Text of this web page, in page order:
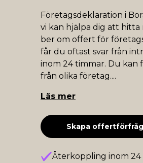
Företagsdeklaration i
vi kan hjälpa dig att hitta
ber om offert för
får du oftast svar från
inom 24 timmar. Du kan
från olika företag....
Läs mer
Skapa
Återkoppling inom 24